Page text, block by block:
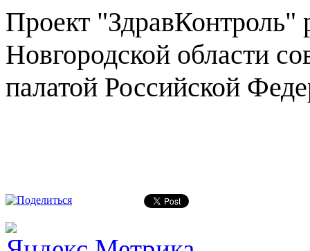
Проект "ЗдравКонтроль"
Новгородской области
палатой Российской